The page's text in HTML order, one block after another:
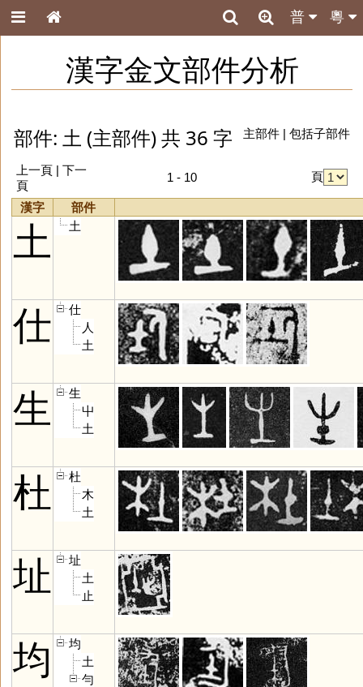
粵
普
漢字金文部件分析
部件: 土 (主部件) 共 36 字 主部件| 包括子部件
上一頁 | 下一
頁
1 - 10 頁
漢字 部件
土 土
仕
仕
人
土
生
生
屮
土
杜
杜
木
土
址
址
土
止
均
均
土
勻